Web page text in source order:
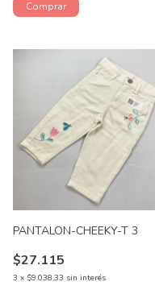
PANTALON-CHEEKY-T 3
$27.115
3 x $9.038,33 sin interés